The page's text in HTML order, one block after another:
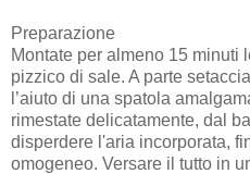
Preparazione
Montate per almeno 15 minuti
pizzico di sale. A parte
l’aiuto di una spatola
rimestate delicatamente, dal
disperdere l'aria incorporata,
omogeneo. Versare il tutto in